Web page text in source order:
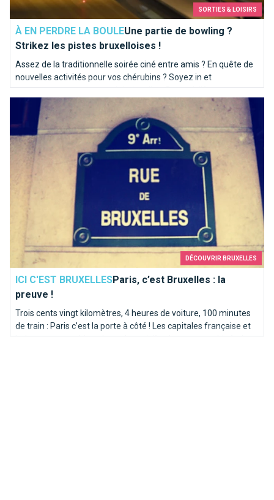
SORTIES & LOISIRS
À EN PERDRE LA BOULEUne partie de bowling ?
Strikez les pistes bruxelloises !
Assez de la traditionnelle soirée ciné entre amis ? En quête de
nouvelles activités pour vos chérubins ? Soyez in et
programmez-vous une soirée bowling. Brusselslife a
sélectionné pour vous les meilleures pistes de la capitale.
DÉCOUVRIR BRUXELLES
ICI C'EST BRUXELLESParis, c’est Bruxelles : la
preuve !
Trois cents vingt kilomètres, 4 heures de voiture, 100 minutes
de train : Paris c’est la porte à côté ! Les capitales française et
belge partagent bien plus qu’une rivière homonyme. Itinéraire
Paris, c’est Bruxelles : la preuve !